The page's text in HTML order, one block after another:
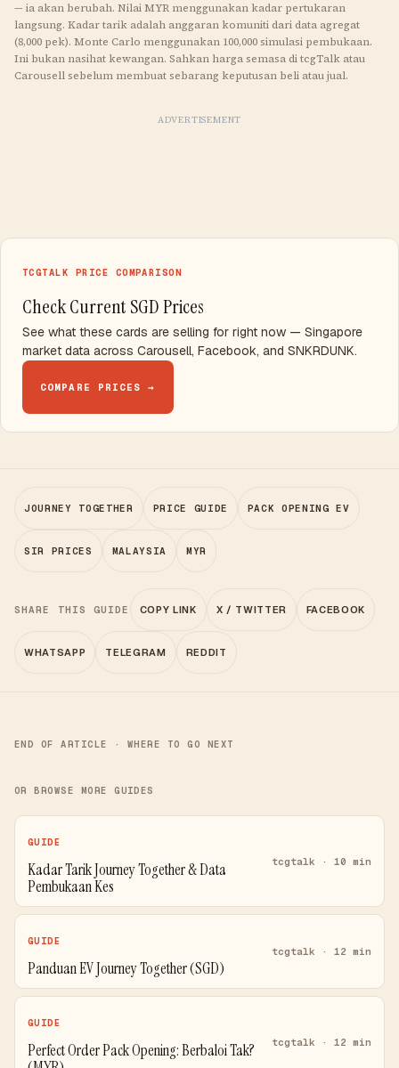
— ia akan berubah. NilaiMYR menggunakan kadar pertukaran
langsung. Kadar tarik adalah anggaran komuniti dari data agregat
(8,000 pek). Monte Carlo menggunakan 100,000 simulasi pembukaan.
Ini bukan nasihat kewangan. Sahkan harga semasa di tcgTalk atau
Carousell sebelum membuat sebarang keputusan beli atau jual.
ADVERTISEMENT
TCGTALK PRICE COMPARISON
Check Current SGD Prices
See what these cards are selling for right now — Singapore
market data across Carousell, Facebook, and SNKRDUNK.
COMPARE PRICES →
JOURNEY TOGETHER PRICE GUIDE PACK OPENING EV
SIR PRICES MALAYSIA MYR
SHARE THIS GUIDE COPY LINK X / TWITTER FACEBOOK
WHATSAPP TELEGRAM REDDIT
END OF ARTICLE · WHERE TO GO NEXT
OR BROWSE MORE GUIDES
GUIDE
Kadar Tarik Journey Together & Data
Pembukaan Kes
tcgtalk · 10 min
GUIDE
Panduan EV Journey Together (SGD)
tcgtalk · 12 min
GUIDE
Perfect Order Pack Opening: Berbaloi Tak?
tcgtalk · 12 min